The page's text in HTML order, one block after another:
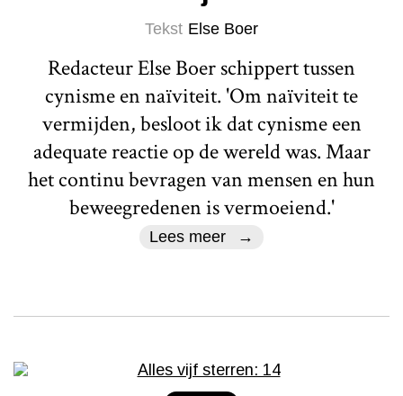
Tekst Else Boer
Redacteur Else Boer schippert tussen
cynisme en naïviteit. 'Om naïviteit te
vermijden, besloot ik dat cynisme een
adequate reactie op de wereld was. Maar
het continu bevragen van mensen en hun
beweegredenen is vermoeiend.'
Lees meer